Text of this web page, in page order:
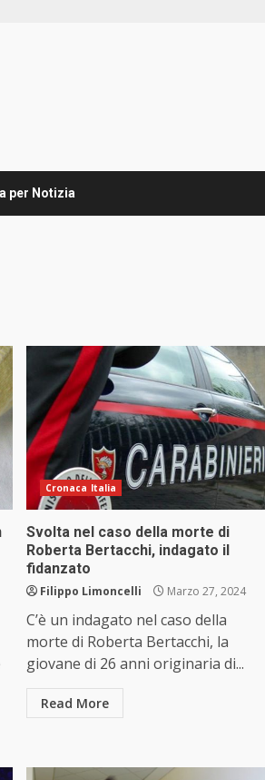
per Notizia
Cronaca Italia
Svolta nel caso della morte di
Roberta Bertacchi, indagato il
fidanzato
Filippo Limoncelli Marzo 27, 2024
C’è un indagato nel caso della
morte di Roberta Bertacchi, la
giovane di 26 anni originaria di...
Read More